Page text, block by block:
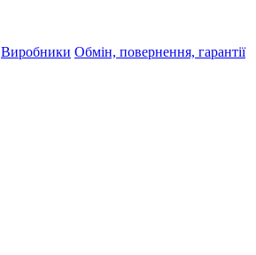
Виробники Обмін, повернення, гарантії